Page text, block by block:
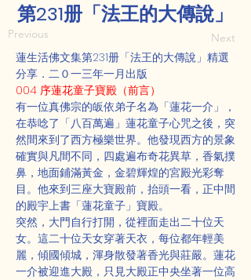
第231册「法王的大傳說」
Previous Next
蓮生活佛文集第231册「法王的大傳說」精選
分享．二０一三年一月出版
004 序蓮花童子寶殿（前言）
有一位真佛宗的皈依弟子名為「蓮花一介」，
在恭唸了「八百萬遍」蓮花童子心咒之後，突
然間來到了西方極樂世界。他發現西方的景象
確實與凡間不同，四處遍布奇花異草，香氣撲
鼻，地面鋪滿黃金，金碧輝煌的宮殿光彩奪
目。他來到三座大寶殿前，抬頭一看，正中間
的殿宇上書「蓮花童子」寶殿。
突然，大門自行打開，從裡面走出二十位天
女。這二十位天女穿著天衣，每位都年輕美
麗，傾國傾城，渾身散發著香光與莊嚴。蓮花
一介被迎進大殿，只見大殿正中央坐著一位高